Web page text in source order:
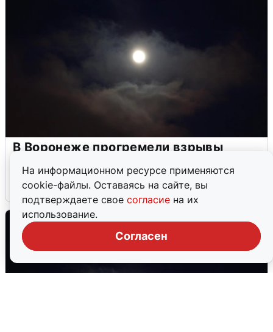
На информационном ресурсе применяются
cookie-файлы. Оставаясь на сайте, вы
подтверждаете свое согласие на их
использование.
Согласен
В Воронеже прогремели взрывы
5 августа 0